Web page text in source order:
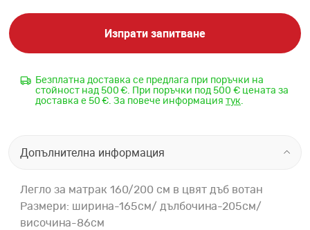
Изпрати запитване
Безплатна доставка се предлага при поръчки на
стойност над 500 €. При поръчки под 500 € цената за
доставка е 50 €. За повече информация тук.
Допълнителна информация
Легло за матрак 160/200 см в цвят дъб вотан
Размери: ширина-165см/ дълбочина-205см/
височина-86см